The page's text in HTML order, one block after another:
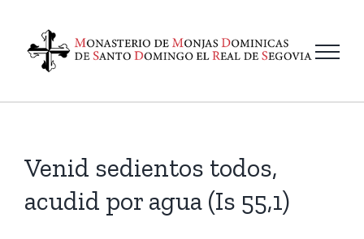
contenido
Venid sedientos todos,
acudid por agua (Is 55,1)